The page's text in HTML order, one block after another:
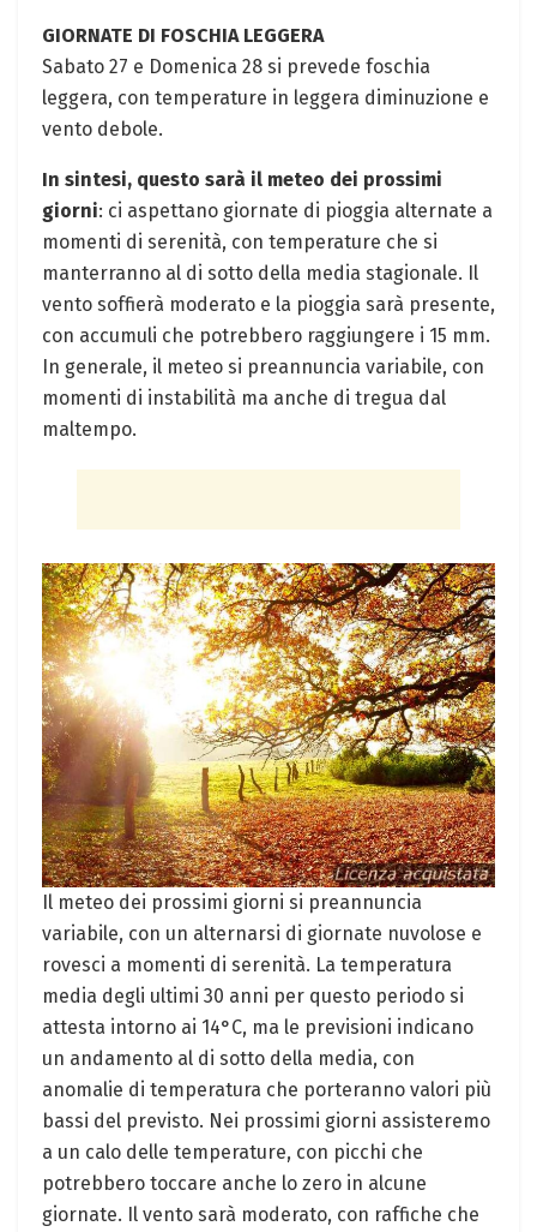
GIORNATE DI FOSCHIA LEGGERA
Sabato 27 e Domenica 28 si prevede foschia
leggera, con temperature in leggera diminuzione e
vento debole.
In sintesi, questo sarà il meteo dei prossimi
giorni: ci aspettano giornate di pioggia alternate a
momenti di serenità, con temperature che si
manterranno al di sotto della media stagionale. Il
vento soffierà moderato e la pioggia sarà presente,
con accumuli che potrebbero raggiungere i 15 mm.
In generale, il meteo si preannuncia variabile, con
momenti di instabilità ma anche di tregua dal
maltempo.
Il meteo dei prossimi giorni si preannuncia
variabile, con un alternarsi di giornate nuvolose e
rovesci a momenti di serenità. La temperatura
media degli ultimi 30 anni per questo periodo si
attesta intorno ai 14°C, ma le previsioni indicano
un andamento al di sotto della media, con
anomalie di temperatura che porteranno valori più
bassi del previsto. Nei prossimi giorni assisteremo
a un calo delle temperature, con picchi che
potrebbero toccare anche lo zero in alcune
giornate. Il vento sarà moderato, con raffiche che